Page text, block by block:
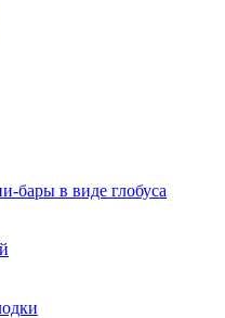
бары в виде глобуса